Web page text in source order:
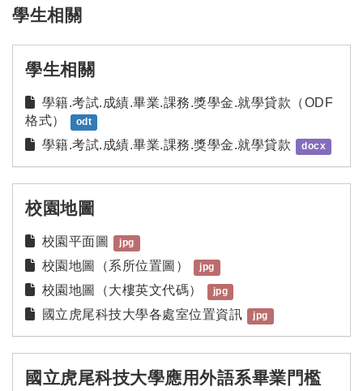
學生相關
學生相關
學籍.考試.成績.畢業.課務.獎學金.就學貸款（ODF
格式）
odt
學籍.考試.成績.畢業.課務.獎學金.就學貸款 docx
校園地圖
校園平面圖 jpg
校園地圖（系所位置圖） jpg
校園地圖（大樓英文代碼） jpg
國立虎尾科技大學各處室位置資訊 jpg
國立虎尾科技大學應用外語系畢業門檻